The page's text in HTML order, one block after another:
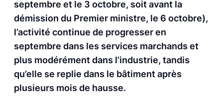
septembre et le 3 octobre, soit avant la
démission du Premier ministre, le 6 octobre),
l’activité continue de progresser en
septembre dans les services marchands et
plus modérément dans l’industrie, tandis
qu’elle se replie dans le bâtiment après
plusieurs mois de hausse.